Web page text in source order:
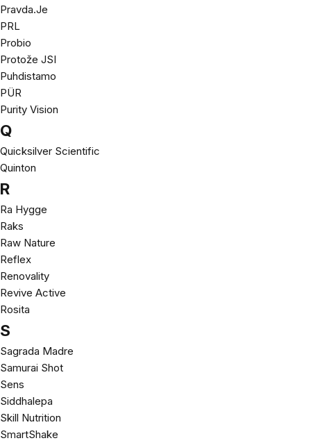
Pravda.Je
PRL
Probio
Protože JSI
Puhdistamo
PÜR
Purity Vision
Q
Quicksilver Scientific
Quinton
R
Ra Hygge
Raks
Raw Nature
Reflex
Renovality
Revive Active
Rosita
S
Sagrada Madre
Samurai Shot
Sens
Siddhalepa
Skill Nutrition
SmartShake